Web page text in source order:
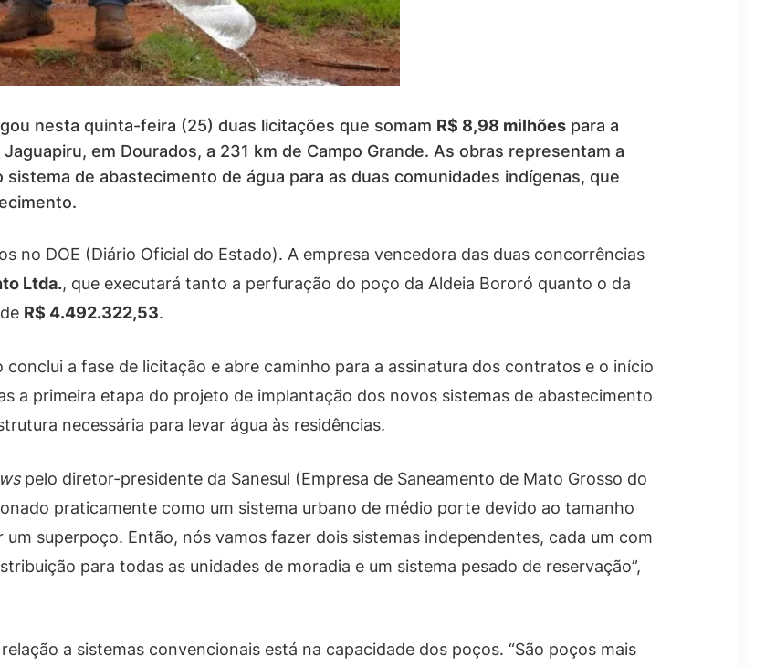
nesta quinta-feira (25) duas licitações que somam R$ 8,98 milhões para a
em Dourados, a 231 km de Campo Grande. As obras representam a
de abastecimento de água para as duas comunidades indígenas, que
no DOE (Diário Oficial do Estado). A empresa vencedora das duas concorrências
Ltda., que executará tanto a perfuração do poço da Aldeia Bororó quanto o da
R$ 4.492.322,53.
a fase de licitação e abre caminho para a assinatura dos contratos e o início
a primeira etapa do projeto de implantação dos novos sistemas de abastecimento
necessária para levar água às residências.
pelo diretor-presidente da Sanesul (Empresa de Saneamento de Mato Grosso do
praticamente como um sistema urbano de médio porte devido ao tamanho
um superpoço. Então, nós vamos fazer dois sistemas independentes, cada um com
para todas as unidades de moradia e um sistema pesado de reservação”,
a sistemas convencionais está na capacidade dos poços. “São poços mais